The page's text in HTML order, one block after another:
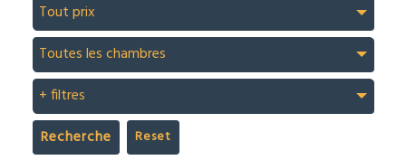
Tout prix
Toutes les chambres
+ filtres
Recherche